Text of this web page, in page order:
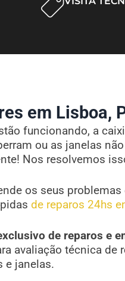
em Lisboa,
funcionando, a
ou as janelas
Nos resolvemos
os seus problemas
de reparos 24hs
de reparos e
avaliação técnica de
e janelas.